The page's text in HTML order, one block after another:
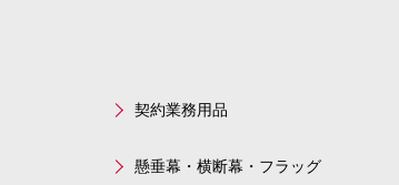
契約業務用品
懸垂幕・横断幕・フラッグ